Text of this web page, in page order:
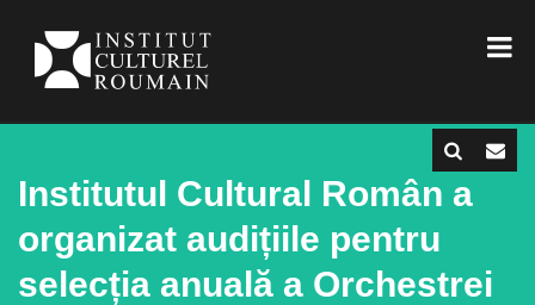
Institutul Cultural Român a
organizat audițiile pentru
selecția anuală a Orchestrei